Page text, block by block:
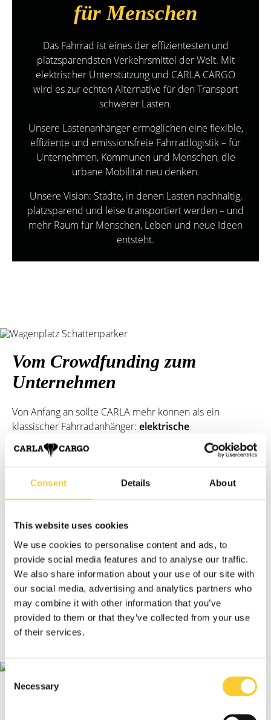
Consent Details About
This website uses cookies
We use cookies to personalise content and ads, to
provide social media features and to analyse our traffic.
We also share information about your use of our site with
our social media, advertising and analytics partners who
may combine it with other information that you’ve
provided to them or that they’ve collected from your use
of their services.
Consent
Selection
Necessary
für Menschen
Das Fahrrad ist eines der effizientesten und
platzsparendsten Verkehrsmittel der Welt. Mit
elektrischer Unterstützung und CARLA CARGO
wird es zur echten Alternative für den Transport
schwerer Lasten.
Unsere Lastenanhänger ermöglichen eine flexible,
effiziente und emissionsfreie Fahrradlogistik – für
Unternehmen, Kommunen und Menschen, die
urbane Mobilität neu denken.
Unsere Vision: Städte, in denen Lasten nachhaltig,
platzsparend und leise transportiert werden – und
mehr Raum für Menschen, Leben und neue Ideen
entsteht.
Vom Crowdfunding zum
Unternehmen
Von Anfang an sollte CARLA mehr können als ein
klassischer Fahrradanhänger: elektrische
Unterstützung, hohe Zuladung und eine integrierte
Auflaufbremsemachten auch den Transport schwerer
gebaut. Es folgten über ein Jahr Entwicklung, Tüftelei und
zahlreiche Testfahrten.
Im Sommer 2014 war es dann so weit: Die ersten CARLAs
gingen für die Gartencoop Freiburg in den regelmäßigen
Einsatz – und aus einer Idee wurde ein Lastenanhänger
für echte Transportaufgaben.
Skalierung